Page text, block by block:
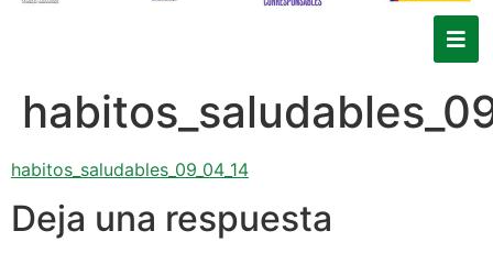
habitos_saludables_09_04_14
Deja una respuesta